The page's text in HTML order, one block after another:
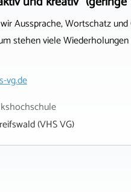
Aussprache, Wortschatz
stehen viele
vg.de
(VHS VG)